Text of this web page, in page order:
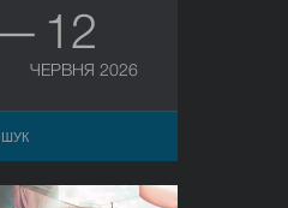
12
ЧЕРВНЯ 2026